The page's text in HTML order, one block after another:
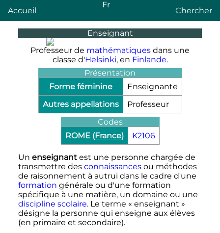
Accueil
Fr
Chercher
Enseignant
Professeur de mathématiques dans une
classe d'Helsinki, en Finlande.
Présentation
Forme féminine
Enseignante
Autres appellations
Professeur
Codes
ROME (France) K2106
Un enseignantest une personne chargée de
transmettre des connaissancesou méthodes
de raisonnement à autrui dans le cadre d'une
formation générale ou d'une formation
spécifique à une matière, un domaine ou une
discipline scolaire. Le terme « enseignant »
désigne la personne qui enseigne aux élèves
(en primaire et secondaire).